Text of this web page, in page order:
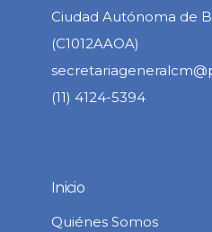
Ciudad Autónoma de
(C1012AAOA)
(11) 4124-5394
Inicio
Quiénes Somos